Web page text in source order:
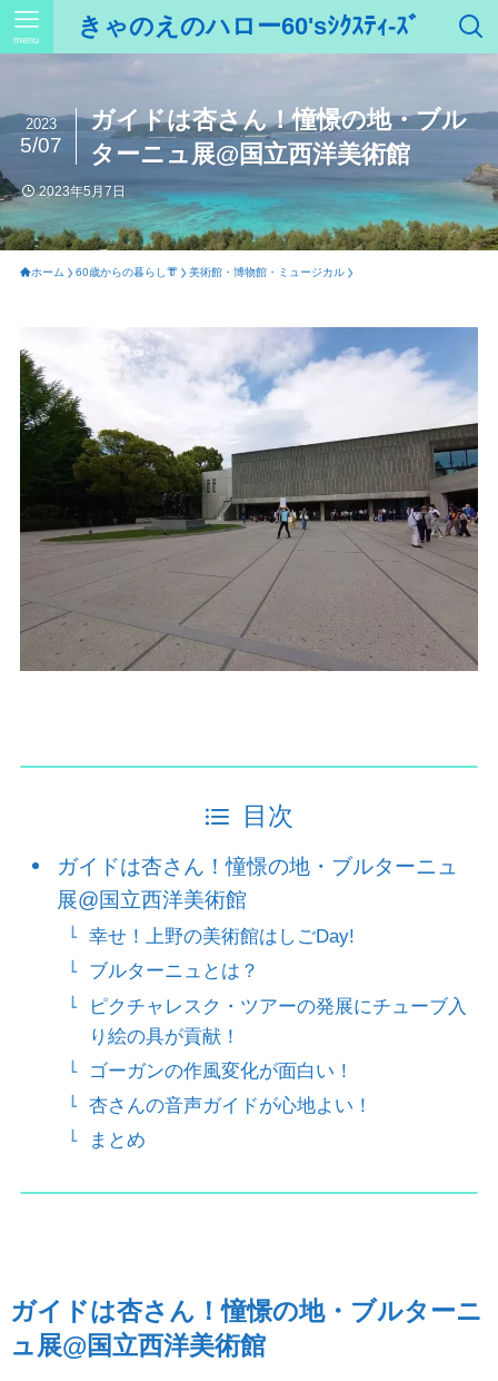
きゃのえのハロー60'sｼｸｽﾃｨ-ｽﾞ
menu
ガイドは杏さん！憧憬の地・ブル
ターニュ展@国立西洋美術館
2023
5/07
2023年5月7日
ホーム 60歳からの暮らし👘 美術館・博物館・ミュージカル
目次
ガイドは杏さん！憧憬の地・ブルターニュ
展@国立西洋美術館
幸せ！上野の美術館はしごDay!
ブルターニュとは？
ピクチャレスク・ツアーの発展にチューブ入
り絵の具が貢献！
ゴーガンの作風変化が面白い！
杏さんの音声ガイドが心地よい！
まとめ
ガイドは杏さん！憧憬の地・ブルターニ
ュ展@ 国立西洋美術館